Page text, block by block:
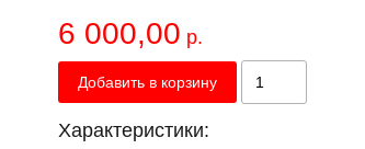
6 000,00 р.
Добавить в корзину
Характеристики: